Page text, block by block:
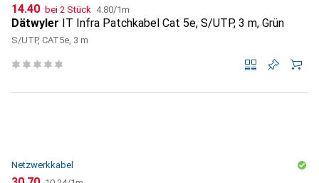
CHF
14.40 bei 2 Stück CHF
4.80/1m
Dätwyler IT Infra Patchkabel Cat 5e, S/UTP, 3 m, Grün
S/UTP, CAT5e, 3 m
Netzwerkkabel
CHF